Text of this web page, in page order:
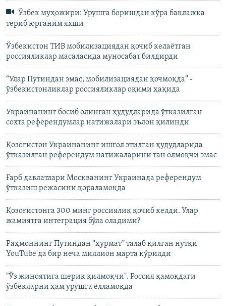
Ўзбек муҳожири: Урушга боришдан кўра баклажка
териб юрганим яхши
Ўзбекистон ТИВ мобилизациядан қочиб келаётган
россияликлар масаласида муносабат билдирди
“Улар Путиндан эмас, мобилизациядан қочмоқда” -
ўзбекистонликлар россияликлар оқими ҳақида
Украинанинг босиб олинган ҳудудларида ўтказилган
сохта референдумлар натижалари эълон қилинди
Қозоғистон Украинанинг ишғол этилган ҳудудларида
ўтказилган референдум натижаларини тан олмоқчи эмас
Ғарб давлатлари Москванинг Украинада референдум
ўтказиш режасини қораламоқда
Қозоғистонга 300 минг россиялик қочиб келди. Улар
жамиятга интеграция бўла оладими?
Раҳмоннинг Путиндан “ҳурмат” талаб қилган нутқи
YouTube'да бир неча миллион марта кўрилди
"Ўз жиноятига шерик қилмоқчи". Россия қамоқдаги
ўзбекларни ҳам урушга ёлламоқда